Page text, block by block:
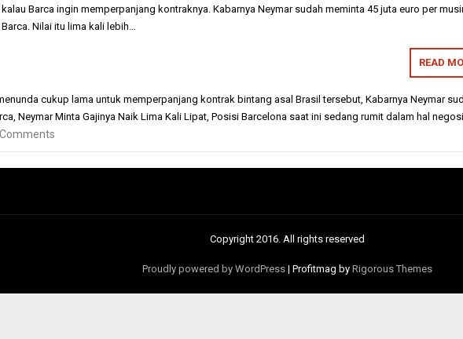
kalau Barca ingin memperpanjang kontraknya. Kabarnya Neymar sudah meminta 45 juta euro per
Barca. Nilai itu lima kali lebih…
READ
cukup lama untuk memperpanjang kontrak bintang asal Brasil tersebut, Kabarnya Neymar
, Neymar Minta Gajinya Naik Lima Kali Lipat, Posisi Barcelona saat ini sedang rumit dalam hal
Copyright 2016. All rights reserved
Proudly powered by WordPress | Profitmag by Rigorous Themes